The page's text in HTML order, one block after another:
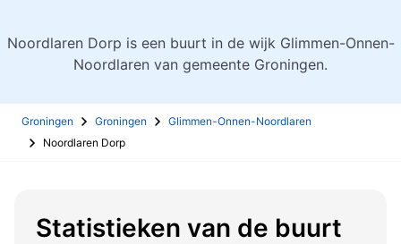
Noordlaren Dorp is een buurt in de wijk Glimmen-Onnen-
Noordlaren van gemeente Groningen.
Groningen Groningen
Glimmen-Onnen-Noordlaren
Noordlaren Dorp
Statistieken van de buurt